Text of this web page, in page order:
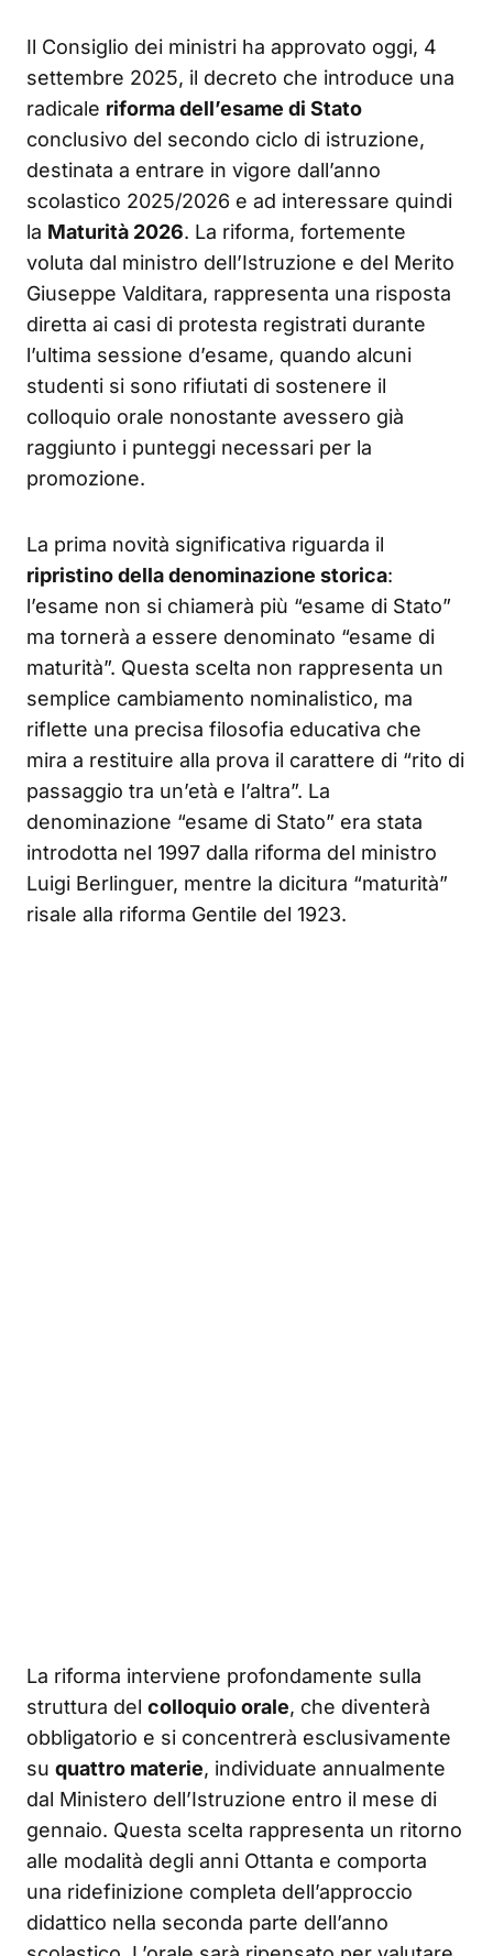
Il Consiglio dei ministri ha approvato oggi, 4
settembre 2025, il decreto che introduce una
radicale riforma dell’esame di Stato
conclusivo del secondo ciclo di istruzione,
destinata a entrare in vigore dall’anno
scolastico 2025/2026 e ad interessare quindi
la Maturità 2026. La riforma, fortemente
voluta dal ministro dell’Istruzione e del Merito
Giuseppe Valditara, rappresenta una risposta
diretta ai casi di protesta registrati durante
l’ultima sessione d’esame, quando alcuni
studenti si sono rifiutati di sostenere il
colloquio orale nonostante avessero già
raggiunto i punteggi necessari per la
promozione.
La prima novità significativa riguarda il
ripristino della denominazione storica:
l’esame non si chiamerà più “esame di Stato”
ma tornerà a essere denominato “esame di
maturità”. Questa scelta non rappresenta un
semplice cambiamento nominalistico, ma
riflette una precisa filosofia educativa che
mira a restituire alla prova il carattere di “rito di
passaggio tra un’età e l’altra”. La
denominazione “esame di Stato” era stata
introdotta nel 1997 dalla riforma del ministro
Luigi Berlinguer, mentre la dicitura “maturità”
risale alla riforma Gentile del 1923.
La riforma interviene profondamente sulla
struttura del colloquio orale, che diventerà
obbligatorio e si concentrerà esclusivamente
su quattro materie, individuate annualmente
dal Ministero dell’Istruzione entro il mese di
gennaio. Questa scelta rappresenta un ritorno
alle modalità degli anni Ottanta e comporta
una ridefinizione completa dell’approccio
didattico nella seconda parte dell’anno